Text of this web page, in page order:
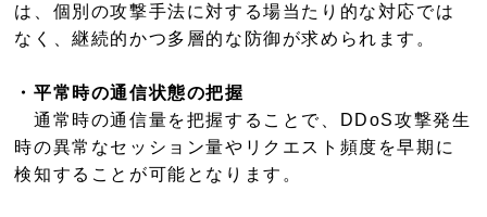
は、個別の攻撃手法に対する場当たり的な対応では
なく、継続的かつ多層的な防御が求められます。
・平常時の通信状態の把握
通常時の通信量を把握することで、DDoS攻撃発生
時の異常なセッション量やリクエスト頻度を早期に
検知することが可能となります。